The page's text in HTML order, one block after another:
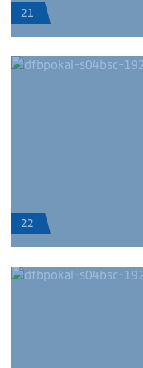
21
22